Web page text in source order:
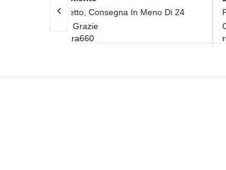
Prodotto Ottimo Molto Soddisfatto Lo
Consiglio
rudy2004_123